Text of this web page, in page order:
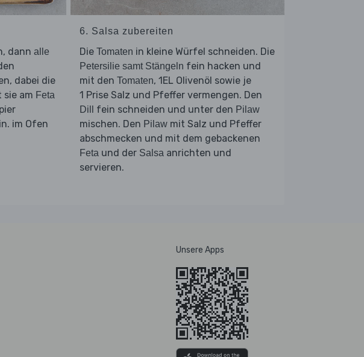
dann alle
dabei die
sie am Feta
im Ofen
6. Salsa zubereiten
Die Tomaten in kleine Würfel schneiden. Die
Petersilie samt Stängeln fein hacken und
mit den Tomaten, 1EL Olivenöl sowie je
1 Prise Salz und Pfeffer vermengen. Den
Dill fein schneiden und unter den Pilaw
mischen. Den Pilaw mit Salz und Pfeffer
abschmecken und mit dem gebackenen
Feta und der Salsa anrichten und
servieren.
Unsere Apps